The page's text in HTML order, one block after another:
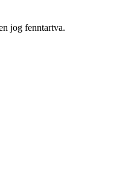
jog fenntartva.